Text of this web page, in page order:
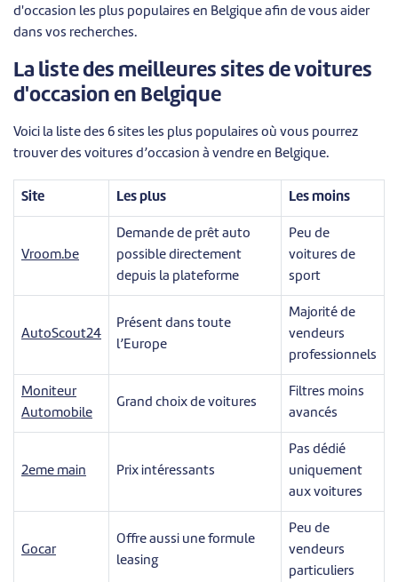
d'occasion les plus populaires en Belgique afin de vous aider
dans vos recherches.
La liste des meilleures sites de voitures
d'occasion en Belgique
Voici la liste des 6 sites les plus populaires où vous pourrez
trouver des voitures d’occasion à vendre en Belgique.
Site Les plus Les moins
Vroom.be
Demande de prêt auto
possible directement
depuis la plateforme
Peu de
voitures de
sport
AutoScout24
Présent dans toute
l’Europe
Majorité de
vendeurs
professionnels
Moniteur
Automobile
Grand choix de voitures
Filtres moins
avancés
2eme main Prix intéressants
Pas dédié
uniquement
aux voitures
Gocar
Offre aussi une formule
leasing
Peu de
vendeurs
particuliers